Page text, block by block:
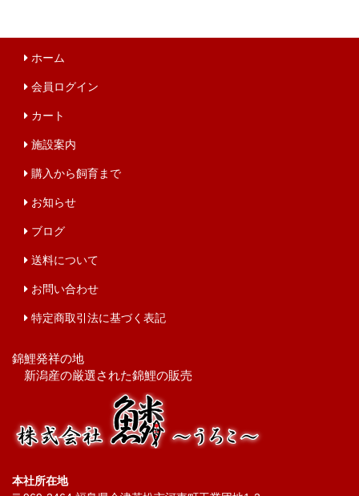
ホーム
会員ログイン
カート
施設案内
購入から飼育まで
お知らせ
ブログ
送料について
お問い合わせ
特定商取引法に基づく表記
錦鯉発祥の地
新潟産の厳選された錦鯉の販売
本社所在地